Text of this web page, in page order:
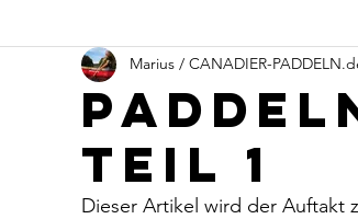
Teil 1
Marius / CANADIER-
Dieser Artikel wird der Auftakt